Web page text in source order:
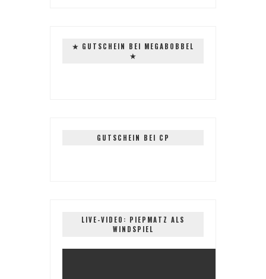
✭ GUTSCHEIN BEI MEGABOBBEL
✭
GUTSCHEIN BEI CP
LIVE-VIDEO: PIEPMATZ ALS
WINDSPIEL